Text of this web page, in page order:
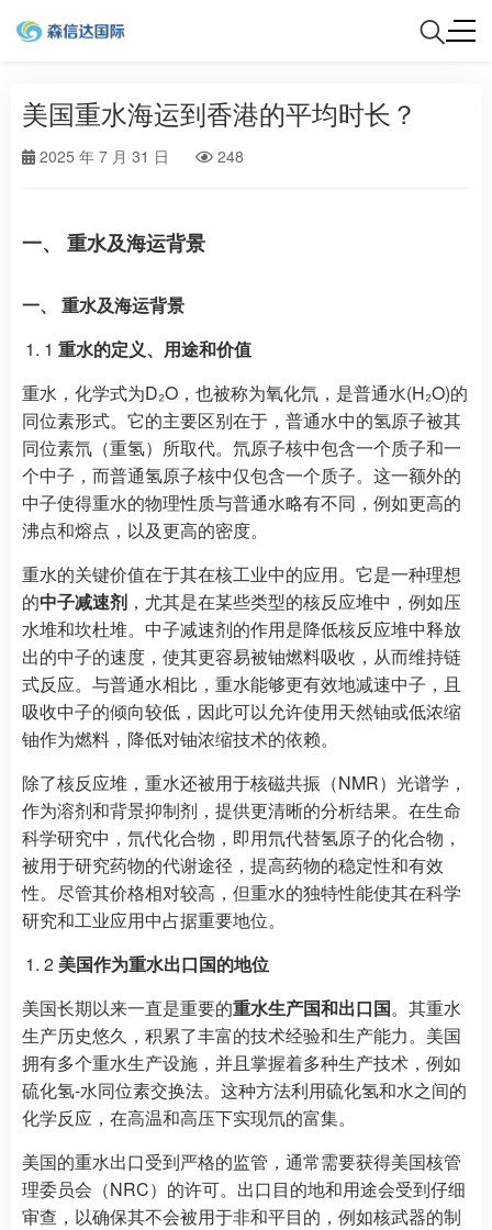
美国重水海运到香港的平均时长？
2025 年 7 月 31 日 248
一、 重水及海运背景
一、 重水及海运背景
1 重水的定义、用途和价值
重水，化学式为D₂O，也被称为氧化氘，是普通水(H₂O)的
同位素形式。它的主要区别在于，普通水中的氢原子被其
同位素氘（重氢）所取代。氘原子核中包含一个质子和一
个中子，而普通氢原子核中仅包含一个质子。这一额外的
中子使得重水的物理性质与普通水略有不同，例如更高的
沸点和熔点，以及更高的密度。
重水的关键价值在于其在核工业中的应用。它是一种理想
的中子减速剂 ，尤其是在某些类型的核反应堆中，例如压
水堆和坎杜堆。中子减速剂的作用是降低核反应堆中释放
出的中子的速度，使其更容易被铀燃料吸收，从而维持链
式反应。与普通水相比，重水能够更有效地减速中子，且
吸收中子的倾向较低，因此可以允许使用天然铀或低浓缩
铀作为燃料，降低对铀浓缩技术的依赖。
除了核反应堆，重水还被用于核磁共振（NMR）光谱学，
作为溶剂和背景抑制剂，提供更清晰的分析结果。在生命
科学研究中，氘代化合物，即用氘代替氢原子的化合物，
被用于研究药物的代谢途径，提高药物的稳定性和有效
性。尽管其价格相对较高，但重水的独特性能使其在科学
研究和工业应用中占据重要地位。
2 美国作为重水出口国的地位
美国长期以来一直是重要的重水生产国和出口国。其重水
生产历史悠久，积累了丰富的技术经验和生产能力。美国
拥有多个重水生产设施，并且掌握着多种生产技术，例如
硫化氢-水同位素交换法。这种方法利用硫化氢和水之间的
化学反应，在高温和高压下实现氘的富集。
美国的重水出口受到严格的监管，通常需要获得美国核管
理委员会（NRC）的许可。出口目的地和用途会受到仔细
审查，以确保其不会被用于非和平目的，例如核武器的制